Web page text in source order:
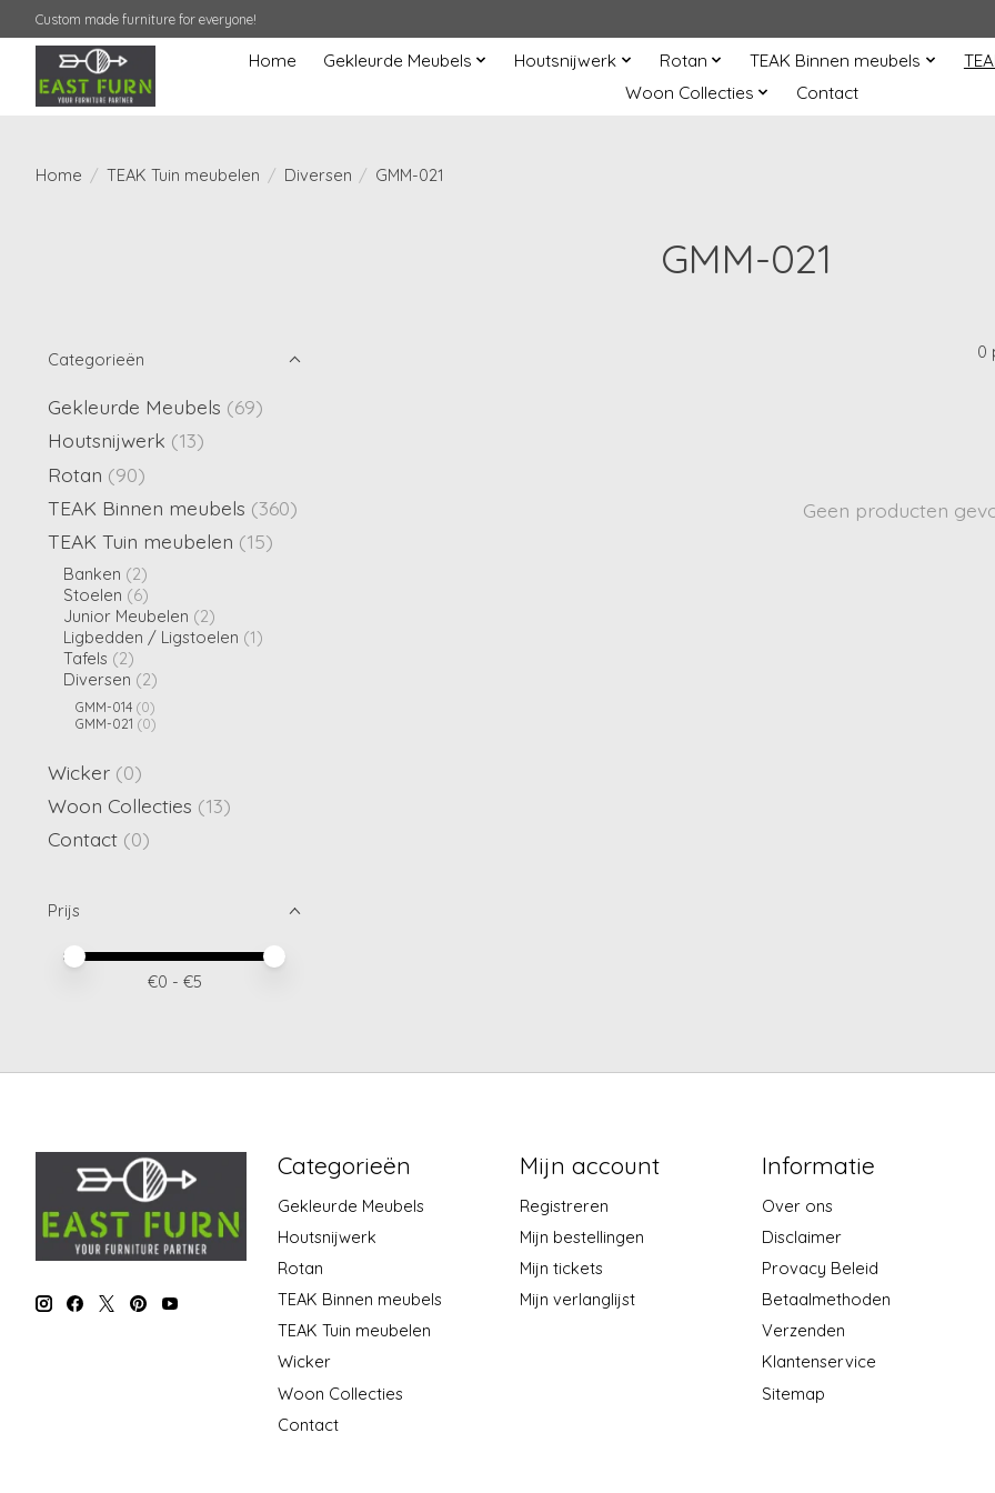
Custom made furniture for everyone!
Home Gekleurde Meubels Houtsnijwerk Rotan TEAK Binnen meubels
Woon Collecties
Contact
Home / TEAK Tuin meubelen / Diversen / GMM-021
GMM-021
Categorieën
Gekleurde Meubels (69)
Houtsnijwerk (13)
Rotan (90)
TEAK Binnen meubels (360)
TEAK Tuin meubelen (15)
Banken (2)
Stoelen (6)
Junior Meubelen (2)
Ligbedden / Ligstoelen (1)
Tafels (2)
Diversen (2)
GMM-014 (0)
GMM-021 (0)
Wicker (0)
Woon Collecties (13)
Contact (0)
Prijs
Minimale prijswaarde
Price maximum value
€0 - €5
0
Geen producten
Categorieën
Gekleurde Meubels
Houtsnijwerk
Rotan
TEAK Binnen meubels
TEAK Tuin meubelen
Wicker
Woon Collecties
Contact
Mijn account
Registreren
Mijn bestellingen
Mijn tickets
Mijn verlanglijst
Informatie
Over ons
Disclaimer
Provacy Beleid
Betaalmethoden
Verzenden
Klantenservice
Sitemap